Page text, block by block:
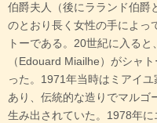
伯爵夫人（後にラランド伯爵
のとおり長く女性の手によっ
トーである。20世紀に入る
（Edouard Miailhe）がシャ
った。1971年当時はミアイ
あり、伝統的な造りでマルゴ
生み出されていた。1978年